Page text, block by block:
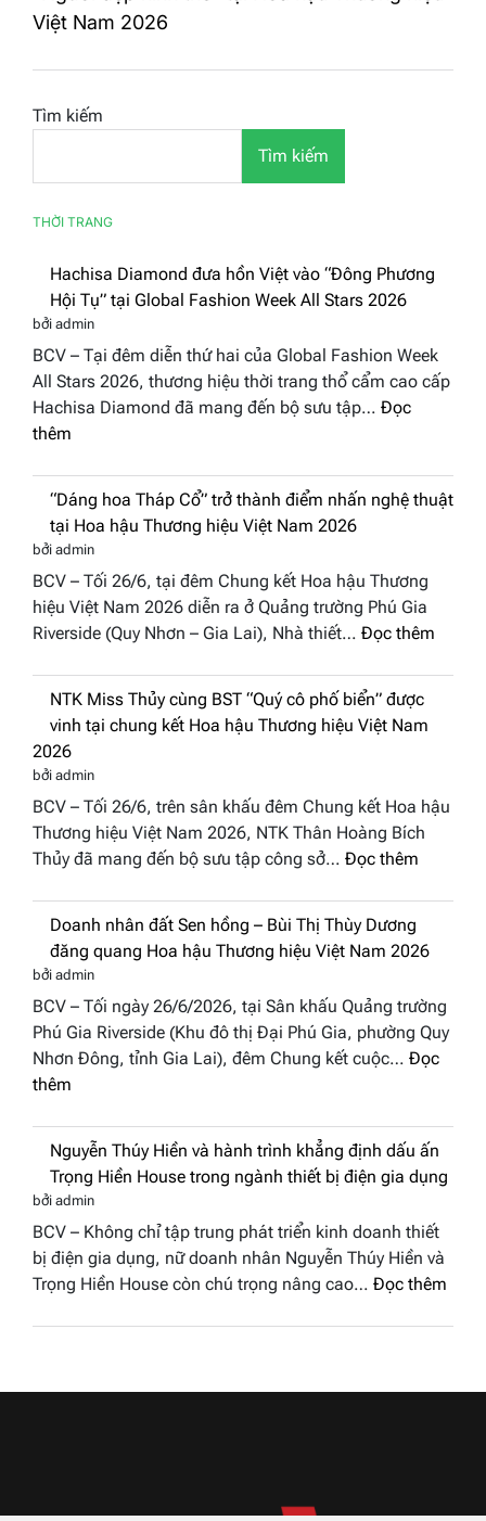
Việt Nam 2026
Tìm kiếm
Tìm kiếm
THỜI TRANG
Hachisa Diamond đưa hồn Việt vào “Đông Phương
Hội Tụ” tại Global Fashion Week All Stars 2026
bởi admin
BCV – Tại đêm diễn thứ hai của Global Fashion Week
All Stars 2026, thương hiệu thời trang thổ cẩm cao cấp
Hachisa Diamond đã mang đến bộ sưu tập… Đọc
thêm
đưa
hồn
vào
“Đông
Phương
Tụ”
tại
Fashion
Week
All
Stars
“Dáng hoa Tháp Cổ” trở thành điểm nhấn nghệ thuật
tại Hoa hậu Thương hiệu Việt Nam 2026
bởi admin
BCV – Tối 26/6, tại đêm Chung kết Hoa hậu Thương
hiệu Việt Nam 2026 diễn ra ở Quảng trường Phú Gia
Riverside (Quy Nhơn – Gia Lai), Nhà thiết… Đọc thêm
điểm
hiệu
Việt
NTK Miss Thủy cùng BST “Quý cô phố biển” được
vinh tại chung kết Hoa hậu Thương hiệu Việt Nam
2026
bởi admin
BCV – Tối 26/6, trên sân khấu đêm Chung kết Hoa hậu
Thương hiệu Việt Nam 2026, NTK Thân Hoàng Bích
Thủy đã mang đến bộ sưu tập công sở… Đọc thêm
cùng
“Quý
cô
phố
vinh
tại
kết
Hoa
hậu
hiệu
Doanh nhân đất Sen hồng – Bùi Thị Thùy Dương
đăng quang Hoa hậu Thương hiệu Việt Nam 2026
bởi admin
BCV – Tối ngày 26/6/2026, tại Sân khấu Quảng trường
Phú Gia Riverside (Khu đô thị Đại Phú Gia, phường Quy
Nhơn Đông, tỉnh Gia Lai), đêm Chung kết cuộc… Đọc
thêm
nhân
đất
Sen
–
Bùi
Thị
quang
Nguyễn Thúy Hiền và hành trình khẳng định dấu ấn
Trọng Hiền House trong ngành thiết bị điện gia dụng
bởi admin
BCV – Không chỉ tập trung phát triển kinh doanh thiết
bị điện gia dụng, nữ doanh nhân Nguyễn Thúy Hiền và
Trọng Hiền House còn chú trọng nâng cao… Đọc thêm
và